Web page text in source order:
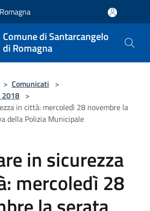
Comune di Santarcangelo
di Romagna
> Comunicati >
2018 >
in città: mercoledì 28 novembre la
della Polizia Municipale
in sicurezza
mercoledì 28